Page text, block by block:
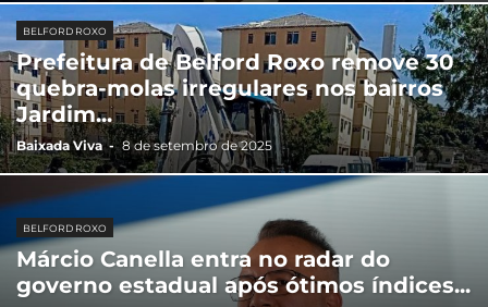
BELFORD ROXO
Prefeitura de Belford Roxo remove 30
quebra-molas irregulares nos bairros
Jardim...
Baixada Viva - 8 de setembro de 2025
BELFORD ROXO
Márcio Canella entra no radar do
governo estadual após ótimos índices...